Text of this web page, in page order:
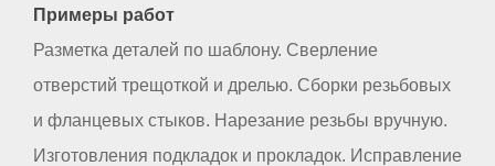
Примеры работ
Разметка деталей по шаблону. Сверление
отверстий трещоткой и дрелью. Сборки резьбовых
и фланцевых стыков. Нарезание резьбы вручную.
Изготовления подкладок и прокладок. Исправление